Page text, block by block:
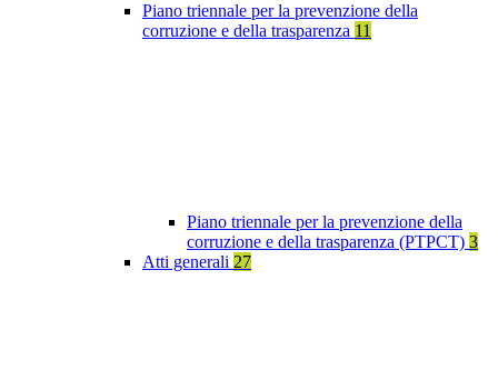
Piano triennale per la prevenzione della
corruzione e della trasparenza 11
Piano triennale per la prevenzione della
corruzione e della trasparenza (PTPCT) 3
Atti generali 27